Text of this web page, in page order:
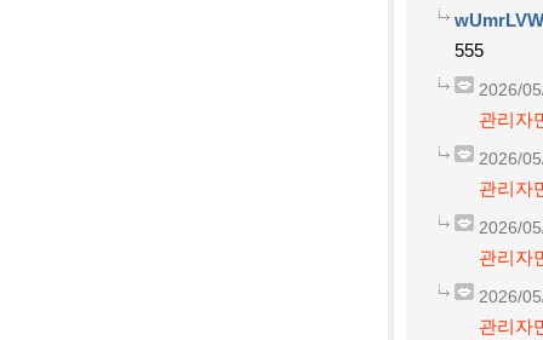
555
2026/
관리자
2026/
관리자
2026/
관리자
2026/
관리자